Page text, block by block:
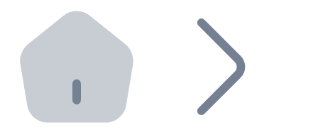
Distributeurs automatiques Bitnovo
Intégrez un ATM Bitnovo dans votre entreprise et
API Bitnovo
Intégrez notre API dans votre écosystème.